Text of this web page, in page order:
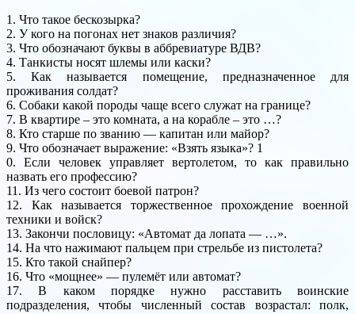
1. Что такое бескозырка?
2. У кого на погонах нет знаков различия?
3. Что обозначают буквы в аббревиатуре ВДВ?
4. Танкисты носят шлемы или каски?
5. Как называется помещение, предназначенное для
проживания солдат?
6. Собаки какой породы чаще всего служат на границе?
7. В квартире – это комната, а на корабле – это …?
8. Кто старше по званию — капитан или майор?
9. Что обозначает выражение: «Взять языка»? 1
0. Если человек управляет вертолетом, то как правильно
назвать его профессию?
11. Из чего состоит боевой патрон?
12. Как называется торжественное прохождение военной
техники и войск?
13. Закончи пословицу: «Автомат да лопата — …».
14. На что нажимают пальцем при стрельбе из пистолета?
15. Кто такой снайпер?
16. Что «мощнее» — пулемёт или автомат?
17. В каком порядке нужно расставить воинские
подразделения, чтобы численный состав возрастал: полк,